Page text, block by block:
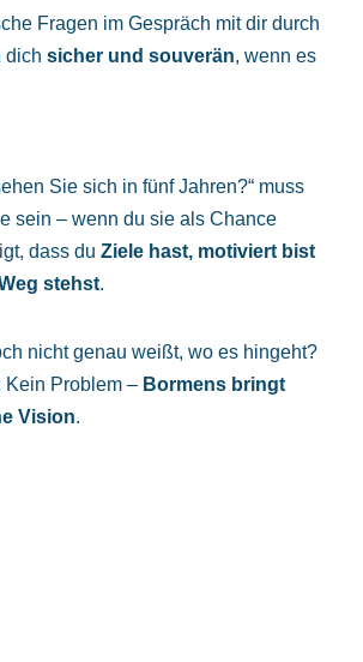
Fragen im Gespräch mit dir durch
dich sicher und souverän, wenn es
Sie sich in fünf Jahren?“ muss
sein – wenn du sie als Chance
dass du Ziele hast, motiviert bist
stehst.
nicht genau weißt, wo es hingeht?
Kein Problem – Bormens bringt
Vision.